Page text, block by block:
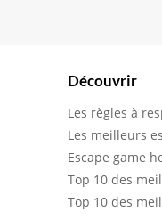
Découvrir
Les règles à
Les meilleurs
Escape game
Top 10 des
Top 10 des